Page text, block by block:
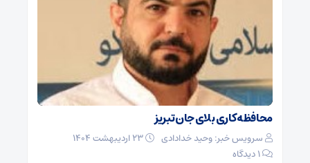
محافظه کاری بلای جان تبریز
سرویس خبر: وحید خدادادی
1 دیدگاه